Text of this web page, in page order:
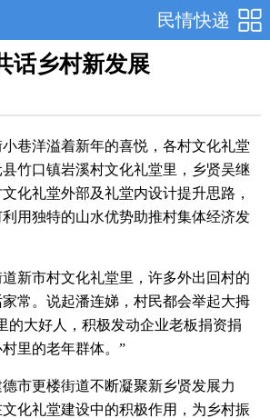
民情快递
话乡村新发展
巷洋溢着新年的喜悦，各村文化礼堂
竹口镇岩溪村文化礼堂里，乡贤吴继
化礼堂外部及礼堂内设计提升思路，
用独特的山水优势助推村集体经济发
新市村文化礼堂里，许多外出回村的
常。说起潘连娣，村民都会举起大拇
的大好人，积极发动企业老板捐资捐
里的老年群体。”
德市更楼街道不断凝聚新乡贤发展力
化礼堂建设中的积极作用，为乡村振